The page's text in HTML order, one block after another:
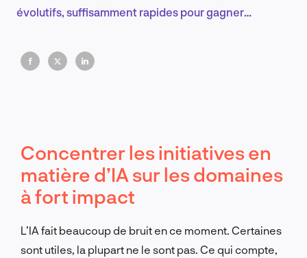
évolutifs, suffisamment rapides pour gagner
pertinents demain. La plupart des entreprises
surinvestissent. Les meilleures itèrent.
Concentrer les initiatives en
matière d’IA sur les domaines
à fort impact
L’IA fait beaucoup de bruit en ce moment. Certaines
sont utiles, la plupart ne le sont pas. Ce qui compte,